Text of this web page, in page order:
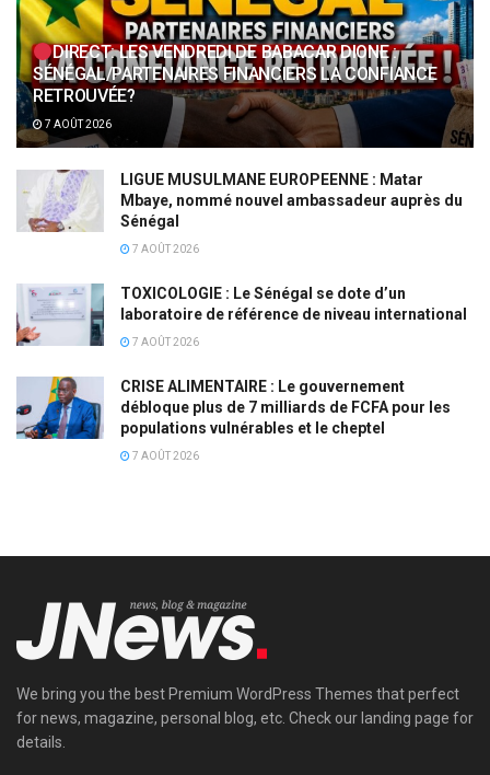
DIRECT: LES VENDREDI DE BABACAR DIONE :
SÉNÉGAL/PARTENAIRES FINANCIERS LA CONFIANCE
RETROUVÉE?
7 AOÛT 2026
LIGUE MUSULMANE EUROPEENNE : Matar
Mbaye, nommé nouvel ambassadeur auprès du
Sénégal
7 AOÛT 2026
TOXICOLOGIE : Le Sénégal se dote d’un
laboratoire de référence de niveau international
7 AOÛT 2026
CRISE ALIMENTAIRE : Le gouvernement
débloque plus de 7 milliards de FCFA pour les
populations vulnérables et le cheptel
7 AOÛT 2026
We bring you the best Premium WordPress Themes that perfect
for news, magazine, personal blog, etc. Check our landing page for
details.